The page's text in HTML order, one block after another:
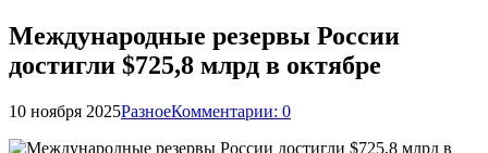
Международные резервы России
достигли $725,8 млрд в октябре
10 ноября 2025РазноеКомментарии: 0